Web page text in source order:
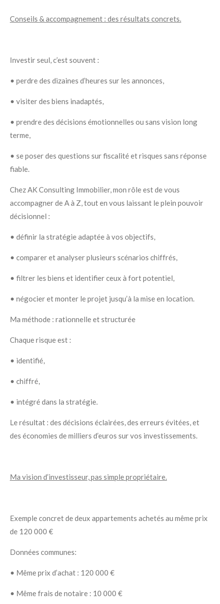
Conseils & accompagnement : des résultats concrets.
Investir seul, c’est souvent :
• perdre des dizaines d’heures sur les annonces,
• visiter des biens inadaptés,
• prendre des décisions émotionnelles ou sans vision long
terme,
• se poser des questions sur fiscalité et risques sans réponse
fiable.
Chez AK Consulting Immobilier, mon rôle est de vous
accompagner de A à Z, tout en vous laissant le plein pouvoir
décisionnel :
• définir la stratégie adaptée à vos objectifs,
• comparer et analyser plusieurs scénarios chiffrés,
• filtrer les biens et identifier ceux à fort potentiel,
• négocier et monter le projet jusqu’à la mise en location.
Ma méthode : rationnelle et structurée
Chaque risque est :
• identifié,
• chiffré,
• intégré dans la stratégie.
Le résultat : des décisions éclairées, des erreurs évitées, et
des économies de milliers d’euros sur vos investissements.
Ma vision d’investisseur, pas simple propriétaire.
Exemple concret de deux appartements achetés au même prix
de 120 000 €
Données communes:
• Même prix d’achat : 120 000 €
• Même frais de notaire : 10 000 €